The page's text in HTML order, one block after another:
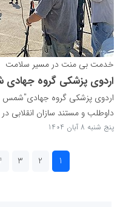
خدمت بی منت در مسیر سلامت
اردوی پزشکی گروه جهادی
اردوی پزشکی گروه جهادی"شمس
داوطلب و مستند سازان انقلابی
پنج شنبه 8 آبان 1404
1
2
3